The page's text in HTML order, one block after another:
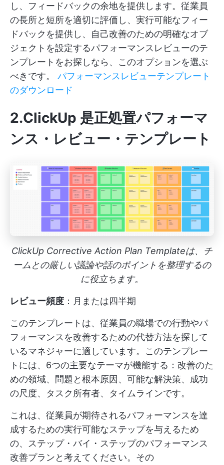
し、フィードバックの余地を提供します。従業員
の長所と短所を適切に評価し、実行可能なフィー
ドバックを提供し、自己改善のための明確なオブ
ジェクトを設定するパフォーマンスレビューのテ
ンプレートをお探しなら、このオプションを選ぶ
べきです。 パフォーマンスレビューテンプレート
のダウンロード
2.ClickUp 是正処置パフォーマ
ンス・レビュー・テンプレート
ClickUp Corrective Action Plan Templateは、チ
ームとの厳しい議論や話のポイントを整理するの
に役立ちます。
レビュー頻度 ：月または四半期
このテンプレートは、従業員の職場での行動やパ
フォーマンスを改善するための代替方法を探して
いるマネジャーに適しています。このテンプレー
トには、6つの主要なテーマが機能する：改善のた
めの領域、問題と根本原因、可能な解決策、成功
の尺度、タスク所有者、タイムラインです。
これは、従業員が期待されるパフォーマンスを達
成するための実行可能なステップを与えるため
の、ステップ・バイ・ステップのパフォーマンス
改善プランと考えてください。その